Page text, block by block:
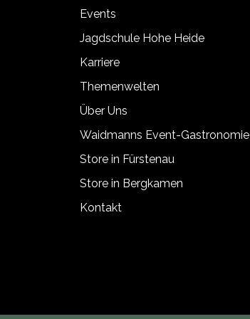
Events
Jagdschule Hohe Heide
Karriere
Themenwelten
Über Uns
Waidmanns Event-Gastronomie
Store in Fürstenau
Store in Bergkamen
Kontakt